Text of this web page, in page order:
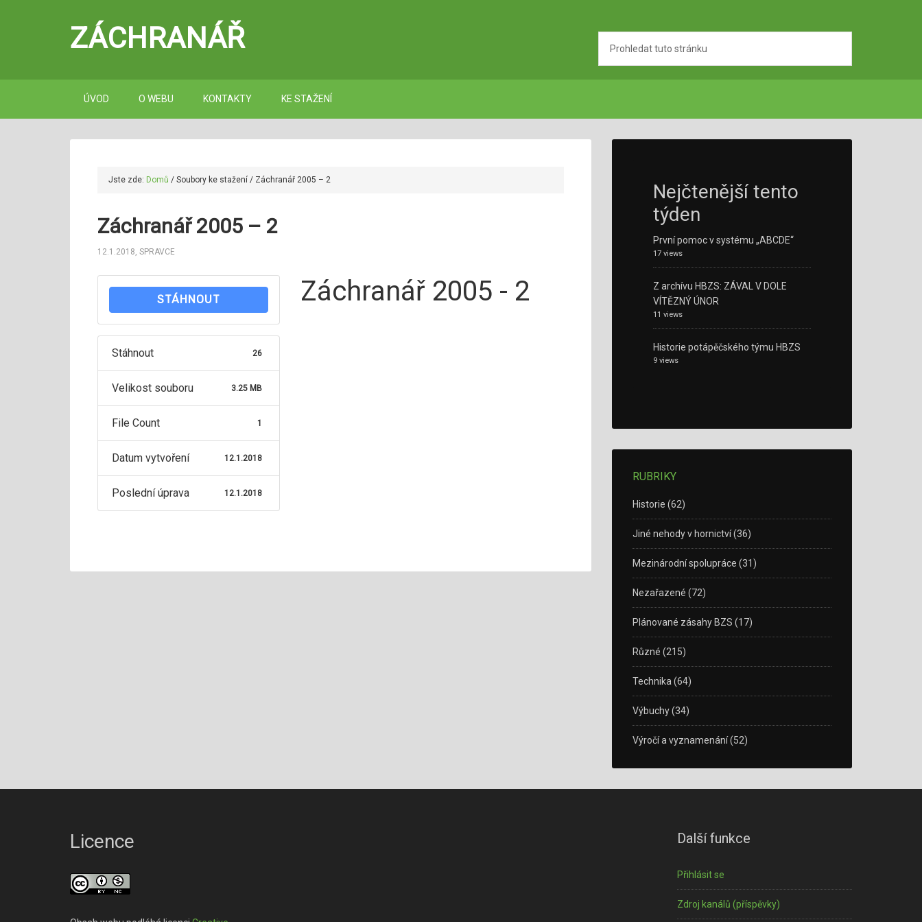
ZÁCHRANÁŘ
ÚVOD O WEBU KONTAKTY KE STAŽENÍ
Jste zde: Domů / Soubory ke stažení / Záchranář 2005 – 2
Záchranář 2005 – 2
12.1.2018, SPRAVCE
STÁHNOUT
Stáhnout 26
Velikost souboru 3.25 MB
File Count 1
Datum vytvoření 12.1.2018
Poslední úprava 12.1.2018
Záchranář 2005 - 2
Nejčtenější tento
týden
První pomoc v systému „ABCDE“
17 views
Z archívu HBZS: ZÁVAL V DOLE
VÍTĚZNÝ ÚNOR
11 views
Historie potápěčského týmu HBZS
9 views
RUBRIKY
Historie (62)
Jiné nehody v hornictví(36)
Mezinárodní spolupráce (31)
Nezařazené (72)
Plánované zásahy BZS (17)
Různé (215)
Technika (64)
Výbuchy(34)
Výročí a vyznamenání(52)
Licence Další funkce
Přihlásit se
Zdroj kanálů (příspěvky)